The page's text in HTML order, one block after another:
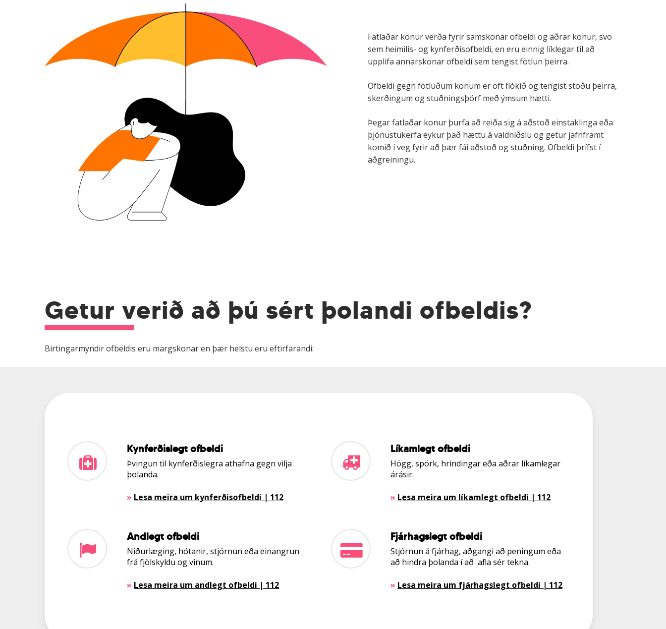
Fatlaðar konur verða fyrir samskonar ofbeldi og aðrar konur, svo
sem heimilis- og kynferðisofbeldi, en eru einnig líklegar til að
upplifa annarskonar ofbeldi sem tengist fötlun þeirra.
Ofbeldi gegn fötluðum konum er oft flókið og tengist stöðu þeirra,
skerðingum og stuðningsþörf með ýmsum hætti.
Þegar fatlaðar konur þurfa að reiða sig á aðstoð einstaklinga eða
þjónustukerfa eykur það hættu á valdníðslu og getur jafnframt
komið í veg fyrir að þær fái aðstoð og stuðning. Ofbeldi þrífst í
aðgreiningu.
Getur verið að þú sért þolandi ofbeldis?
Birtingarmyndir ofbeldis eru margskonar en þær helstu eru eftirfarandi:
Kynferðislegt ofbeldi
Þvingun til kynferðislegra athafna gegn vilja
þolanda.
» Lesa meira um kynferðisofbeldi | 112
Líkamlegt ofbeldi
Högg, spörk, hrindingar eða aðrar líkamlegar
árásir.
» Lesa meira um líkamlegt ofbeldi | 112
Andlegt ofbeldi
Niðurlæging, hótanir, stjórnun eða einangrun
frá fjölskyldu og vinum.
» Lesa meira um andlegt ofbeldi | 112
Fjárhagslegt ofbeldi
Stjórnun á fjárhag, aðgangi að peningum eða
að hindra þolanda í að afla sér tekna.
» Lesa meira um fjárhagslegt ofbeldi | 112